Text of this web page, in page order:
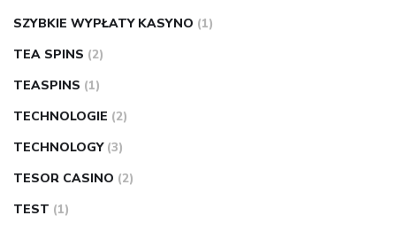
SZYBKIE WYPŁATY KASYNO (1)
TEA SPINS (2)
TEASPINS (1)
TECHNOLOGIE (2)
TECHNOLOGY (3)
TESOR CASINO (2)
TEST (1)